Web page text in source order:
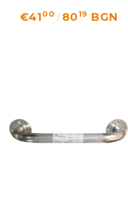
€4100 8019 BGN